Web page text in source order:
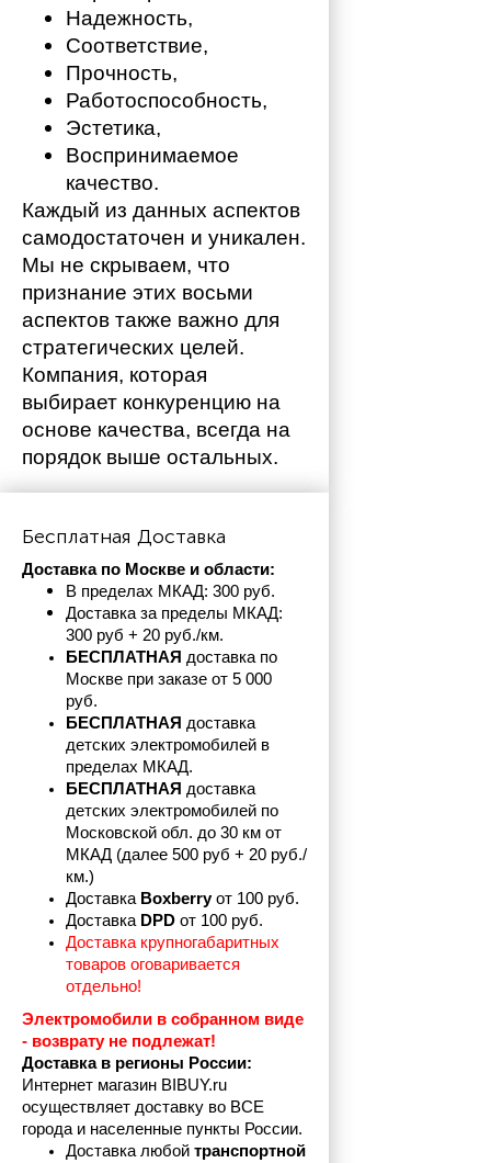
Надежность,
Соответствие,
Прочность,
Работоспособность,
Эстетика,
Воспринимаемое
качество.
Каждый из данных аспектов
самодостаточен и уникален.
Мы не скрываем, что
признание этих восьми
аспектов также важно для
стратегических целей.
Компания, которая
выбирает конкуренцию на
основе качества, всегда на
порядок выше остальных.
Бесплатная Доставка
Доставка по Москве и области:
В пределах МКАД: 300 руб.
Доставка за пределы МКАД:
300 руб + 20 руб./км.
БЕСПЛАТНАЯ доставка по
Москве при заказе от 5 000
руб.
БЕСПЛАТНАЯ доставка
детских электромобилей в
пределах МКАД.
БЕСПЛАТНАЯ доставка
детских электромобилей по
Московской обл. до 30 км от
МКАД (далее 500 руб + 20 руб./
км.)
Доставка Boxberry от 100 руб.
Доставка DPD от 100 руб.
Доставка крупногабаритных
товаров оговаривается
отдельно!
Электромобили в собранном виде
- возврату не подлежат!
Доставка в регионы России:
Интернет магазин BIBUY.ru
осуществляет доставку во ВСЕ
города и населенные пункты России.
Доставка любой транспортной